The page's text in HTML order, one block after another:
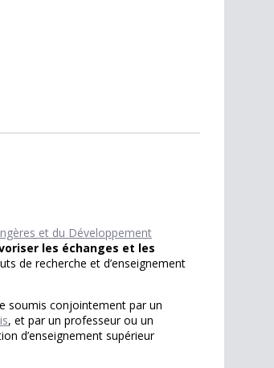
et du Développement
les échanges et les
de recherche et d’enseignement
soumis conjointement par un
, et par un professeur ou un
d’enseignement supérieur